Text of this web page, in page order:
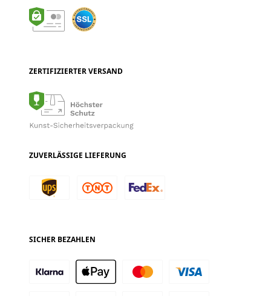
ZERTIFIZIERTER VERSAND
ZUVERLÄSSIGE LIEFERUNG
SICHER BEZAHLEN